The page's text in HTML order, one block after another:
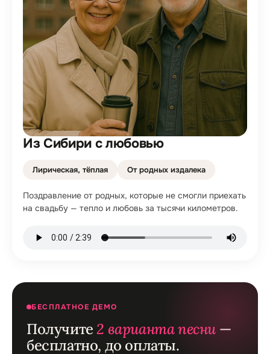
Из Сибири с любовью
Лирическая, тёплая От родных издалека
Поздравление от родных, которые не смогли приехать
на свадьбу — тепло и любовь за тысячи километров.
БЕСПЛАТНОЕ ДЕМО
Получите2 варианта песни —
бесплатно, до оплаты.